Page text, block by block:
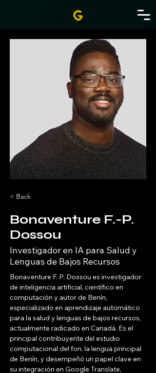
< Back
Bonaventure F.-P.
Dossou
Investigador en IA para Salud y
Lenguas de Bajos Recursos
Bonaventure F. P. Dossou es investigador
de inteligencia artificial, científico en
computación y autor de Benín,
especializado en aprendizaje automático
para la salud y lenguas de bajos recursos,
actualmente radicado en Canadá. Es el
principal contribuyente del estudio
computacional del fon, la lengua principal
de Benín, y desempeñó un papel clave en
su integración en Google Translate,